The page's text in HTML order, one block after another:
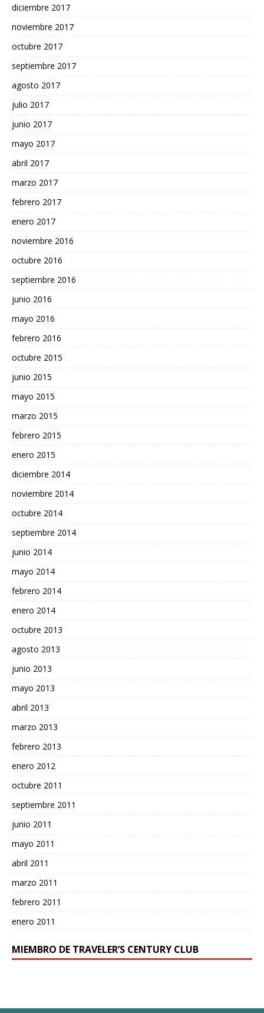
diciembre 2017
noviembre 2017
octubre 2017
septiembre 2017
agosto 2017
julio 2017
junio 2017
mayo 2017
abril 2017
marzo 2017
febrero 2017
enero 2017
noviembre 2016
octubre 2016
septiembre 2016
junio 2016
mayo 2016
febrero 2016
octubre 2015
junio 2015
mayo 2015
marzo 2015
febrero 2015
enero 2015
diciembre 2014
noviembre 2014
octubre 2014
septiembre 2014
junio 2014
mayo 2014
febrero 2014
enero 2014
octubre 2013
agosto 2013
junio 2013
mayo 2013
abril 2013
marzo 2013
febrero 2013
enero 2012
octubre 2011
septiembre 2011
junio 2011
mayo 2011
abril 2011
marzo 2011
febrero 2011
enero 2011
MIEMBRO DE TRAVELER’S CENTURY CLUB